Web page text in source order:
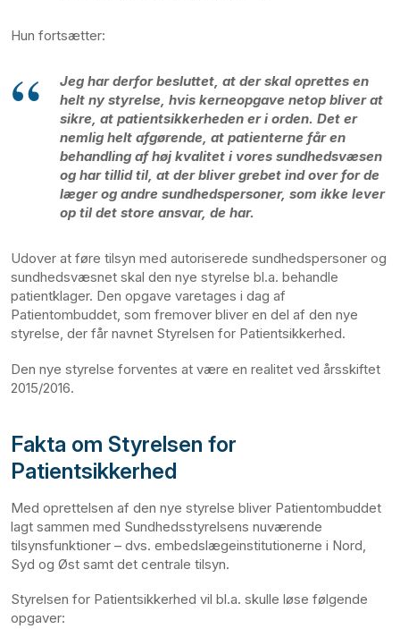
Hun fortsætter:
Jeg har derfor besluttet, at der skal oprettes en
helt ny styrelse, hvis kerneopgave netop bliver at
sikre, at patientsikkerheden er i orden. Det er
nemlig helt afgørende, at patienterne får en
behandling af høj kvalitet i vores sundhedsvæsen
og har tillid til, at der bliver grebet ind over for de
læger og andre sundhedspersoner, som ikke lever
op til det store ansvar, de har.
Udover at føre tilsyn med autoriserede sundhedspersoner og
sundhedsvæsnet skal den nye styrelse bl.a. behandle
patientklager. Den opgave varetages i dag af
Patientombuddet, som fremover bliver en del af den nye
styrelse, der får navnet Styrelsen for Patientsikkerhed.
Den nye styrelse forventes at være en realitet ved årsskiftet
2015/2016.
Fakta om Styrelsen for
Patientsikkerhed
Med oprettelsen af den nye styrelse bliver Patientombuddet
lagt sammen med Sundhedsstyrelsens nuværende
tilsynsfunktioner – dvs. embedslægeinstitutionerne i Nord,
Syd og Øst samt det centrale tilsyn.
Styrelsen for Patientsikkerhed vil bl.a. skulle løse følgende
opgaver: